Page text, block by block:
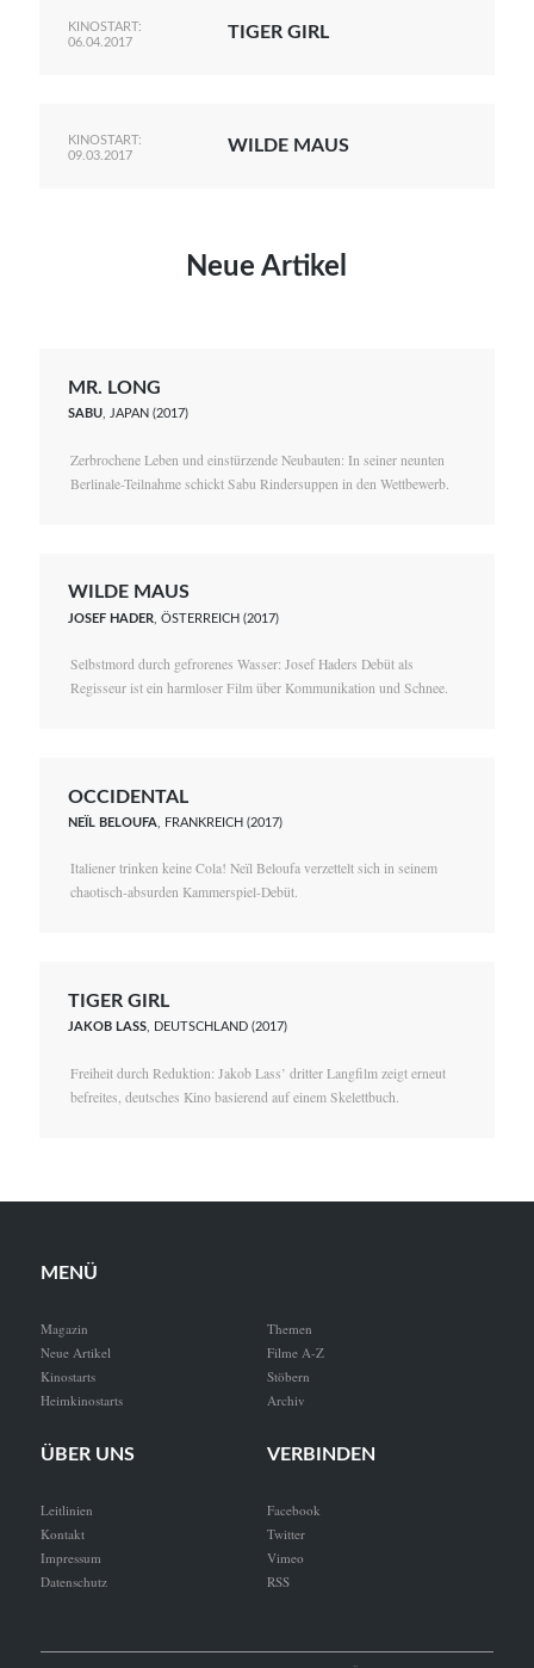
KINOSTART:
06.04.2017
TIGER GIRL
KINOSTART:
09.03.2017
WILDE MAUS
Neue Artikel
MR. LONG
SABU, JAPAN (2017)
Zerbrochene Leben und einstürzende Neubauten: In seiner neunten
Berlinale-Teilnahme schickt Sabu Rindersuppen in den Wettbewerb.
WILDE MAUS
JOSEF HADER , ÖSTERREICH (2017)
Selbstmord durch gefrorenes Wasser: Josef Haders Debüt als
Regisseur ist ein harmloser Film über Kommunikation und Schnee.
OCCIDENTAL
NEÏL BELOUFA , FRANKREICH (2017)
Italiener trinken keine Cola! Neïl Beloufa verzettelt sich in seinem
chaotisch-absurden Kammerspiel-Debüt.
TIGER GIRL
JAKOB LASS, DEUTSCHLAND (2017)
Freiheit durch Reduktion: Jakob Lass’ dritter Langfilm zeigt erneut
befreites, deutsches Kino basierend auf einem Skelettbuch.
MENÜ
Magazin
Neue Artikel
Kinostarts
Heimkinostarts
Themen
Filme A-Z
Stöbern
Archiv
ÜBER UNS
Leitlinien
Kontakt
Impressum
Datenschutz
VERBINDEN
Facebook
Twitter
Vimeo
RSS